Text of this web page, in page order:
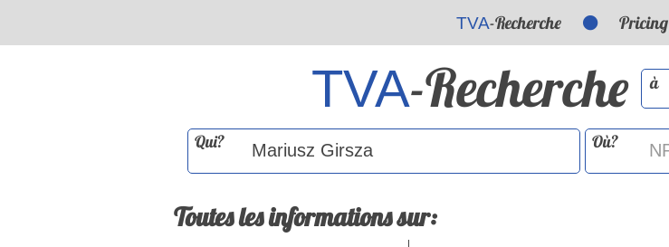
TVA-Recherche Pricing
TVA-Recherche à
Qui? Où?
Toutes les informations sur: